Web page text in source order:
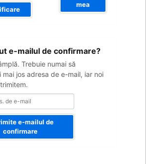
mea
e-mailul de confirmare?
Trebuie numai să
mai jos adresa de e-mail, iar noi
e-mailul de
confirmare